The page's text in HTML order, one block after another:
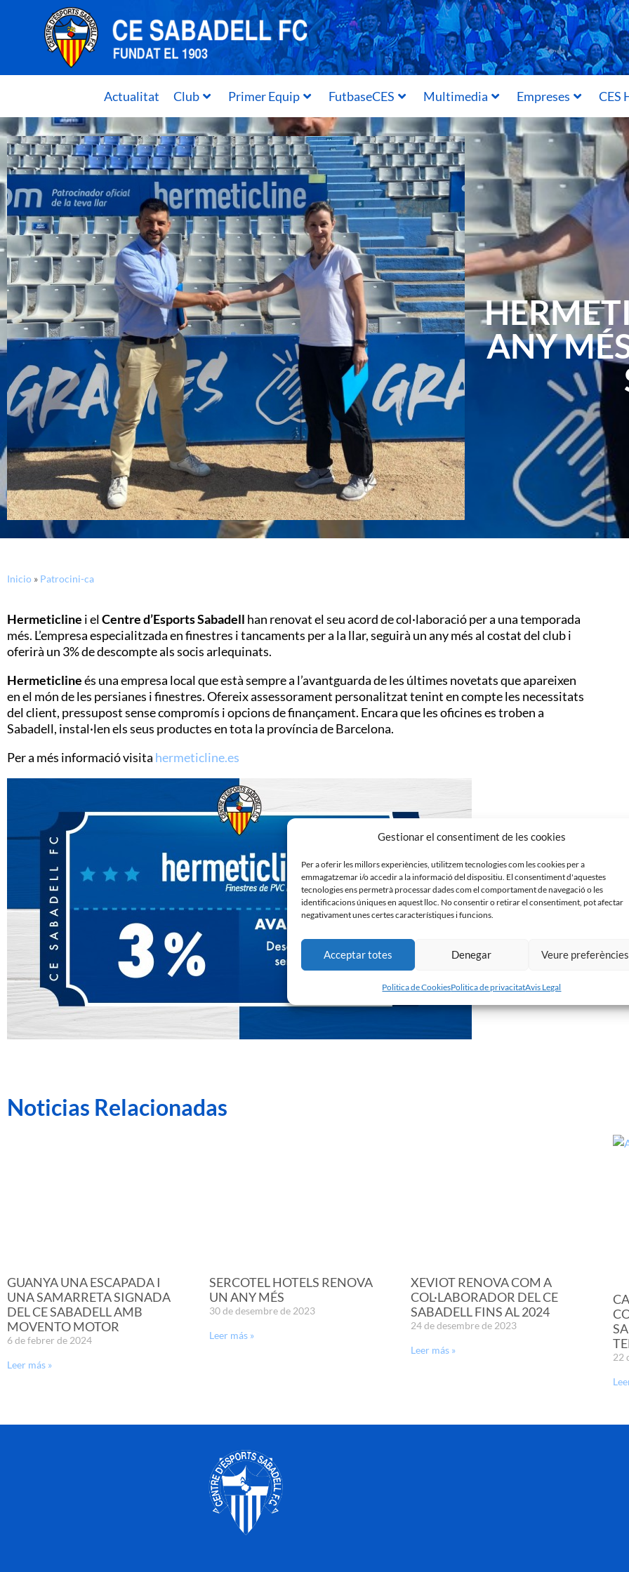
Gestionar el consentiment de les cookies
Per a oferir les millors experiències, utilitzem tecnologies com les cookies per a
emmagatzemar i/o accedir a la informació del dispositiu. El consentiment d'aquestes
tecnologies ens permetrà processar dades com el comportament de navegació o les
identificacions úniques en aquest lloc. No consentir o retirar el consentiment, pot afectar
negativament unes certes característiques i funcions.
Acceptar totes Denegar Veure preferències
Politica de CookiesPolitica de privacitatAvis Legal
Actualitat Club Primer Equip FutbaseCES Multimedia Empreses CES
ANY
Inicio » Patrocini-ca
Hermeticline i elCentre d’Esports Sabadell han renovat el seu acord de col·laboració per a una temporada
més. L’empresa especialitzada en finestres i tancaments per a la llar, seguirà un any més al costat del club i
oferirà un 3% de descompte als socis arlequinats.
Hermeticlineés una empresa local que està sempre a l’avantguarda de les últimes novetats que apareixen
en el món de les persianes i finestres. Ofereix assessorament personalitzat tenint en compte les necessitats
del client, pressupost sense compromís i opcions de finançament. Encara que les oficines es troben a
Sabadell, instal·len els seus productes en tota la província de Barcelona.
Per a més informació visita hermeticline.es
Noticias Relacionadas
GUANYA UNA ESCAPADA I
UNA SAMARRETA SIGNADA
DEL CE SABADELL AMB
MOVENTO MOTOR
6 de febrer de 2024
Leer más »
SERCOTEL HOTELS RENOVA
UN ANY MÉS
30 de desembre de 2023
Leer más »
XEVIOT RENOVA COM A
COL·LABORADOR DEL CE
SABADELL FINS AL 2024
24 de desembre de 2023
Leer más »
22